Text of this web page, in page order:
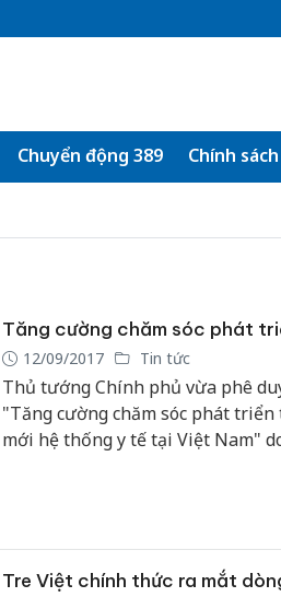
Chuyển động 389 Chính
Tăng cường chăm sóc phát
12/09/2017 Tin tức
Thủ tướng Chính phủ vừa phê
"Tăng cường chăm sóc phát
mới hệ thống y tế tại Việt Nam"
Tre Việt chính thức ra mắt